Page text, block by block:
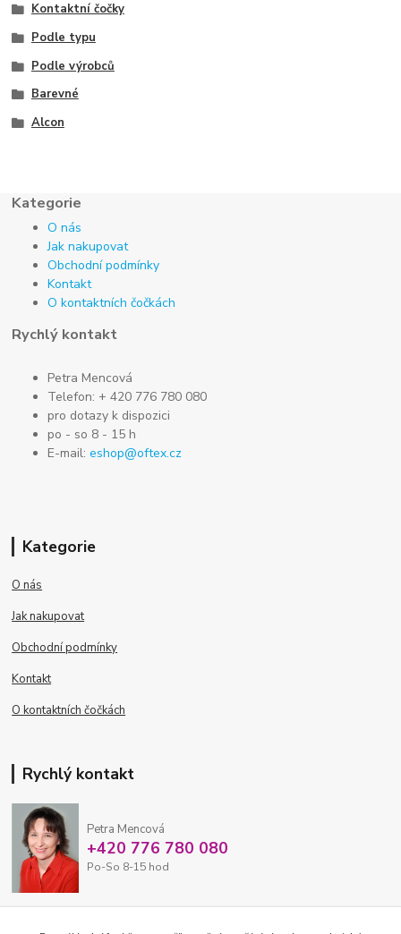
Kontaktní čočky
Podle typu
Podle výrobců
Barevné
Alcon
Kategorie
O nás
Jak nakupovat
Obchodní podmínky
Kontakt
O kontaktních čočkách
Rychlý kontakt
Petra Mencová
Telefon: + 420 776 780 080
pro dotazy k dispozici
po - so 8 - 15 h
E-mail:eshop@oftex.cz
Kategorie
O nás
Jak nakupovat
Obchodní podmínky
Kontakt
O kontaktních čočkách
Rychlý kontakt
Petra Mencová
+420 776 780 080
Po-So 8-15 hod